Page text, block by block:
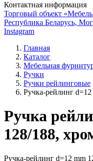
Контактная информация
Торговый объект
Республика Беларусь,
Instagram
Главная
Каталог
Мебельная
Ручки
Ручки рейлинговые
Ручка-рейлинг
Ручка
128/188,
Ручка-рейлинг d=12 mm